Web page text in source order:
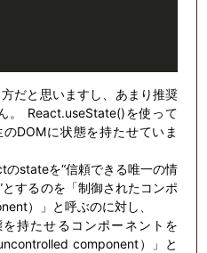
だと思いますし、あまり推奨
。 React.useState()を使って
DOMに状態を持たせていま
stateを“信頼できる唯一の情
するのを「制御されたコンポ
）」と呼ぶのに対し、
持たせるコンポーネントを
component）」と